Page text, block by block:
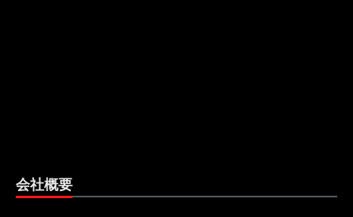
会社概要